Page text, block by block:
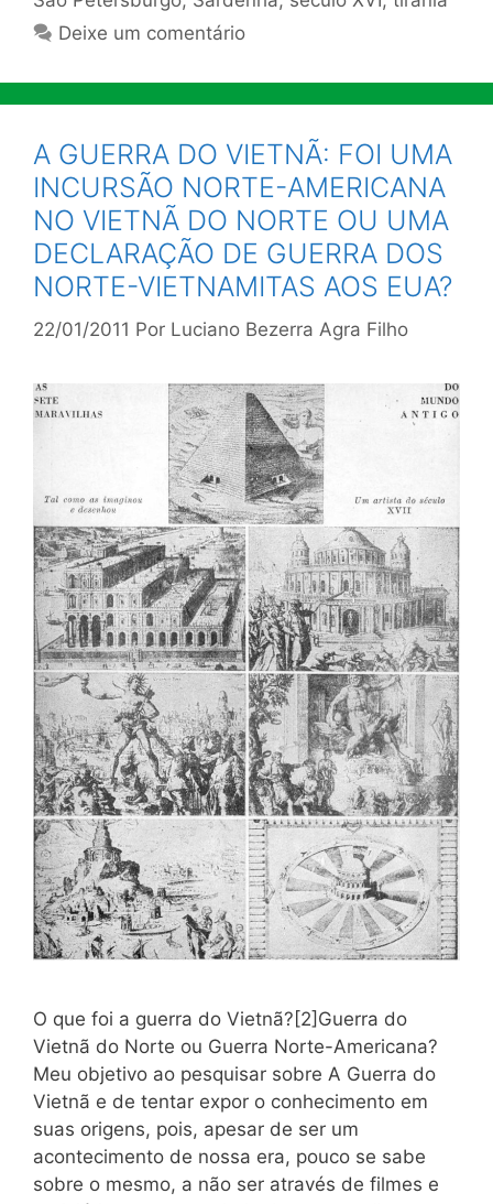
Deixe um comentário
A GUERRA DO VIETNÃ: FOI UMA
INCURSÃO NORTE-AMERICANA
NO VIETNÃ DO NORTE OU UMA
DECLARAÇÃO DE GUERRA DOS
NORTE-VIETNAMITAS AOS EUA?
22/01/2011 Por Luciano Bezerra Agra Filho
O que foi a guerra do Vietnã?[2]Guerra do
Vietnã do Norte ou Guerra Norte-Americana?
Meu objetivo ao pesquisar sobre A Guerra do
Vietnã e de tentar expor o conhecimento em
suas origens, pois, apesar de ser um
acontecimento de nossa era, pouco se sabe
sobre o mesmo, a não ser através de filmes e